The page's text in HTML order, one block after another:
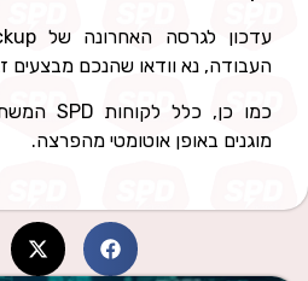
נא וודאו שהנכם מבצעים זאת בהקדם.
אוטומטי מהפרצה.